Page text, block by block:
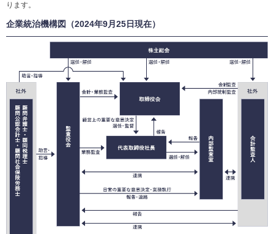
ります。
企業統治機構図（2024年9月25日現在）